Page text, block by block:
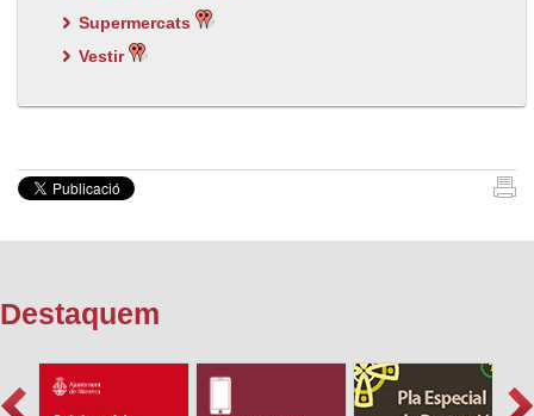
Supermercats
Vestir
Destaquem